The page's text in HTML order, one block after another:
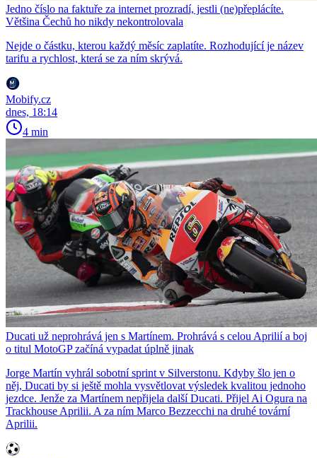
Jedno číslo na faktuře za internet prozradí, jestli (ne)přeplácíte.
Většina Čechů ho nikdy nekontrolovala
Nejde o částku, kterou každý měsíc zaplatíte. Rozhodující je název
tarifu a rychlost, která se za ním skrývá.
Mobify.cz
dnes, 18:14
4 min
Ducati už neprohrává jen s Martínem. Prohrává s celou Aprilií a boj
o titul MotoGP začíná vypadat úplně jinak
Jorge Martín vyhrál sobotní sprint v Silverstonu. Kdyby šlo jen o
něj, Ducati by si ještě mohla vysvětlovat výsledek kvalitou jednoho
jezdce. Jenže za Martínem nepřijela další Ducati. Přijel Ai Ogura na
Trackhouse Aprilii. A za ním Marco Bezzecchi na druhé tovární
Aprilii.